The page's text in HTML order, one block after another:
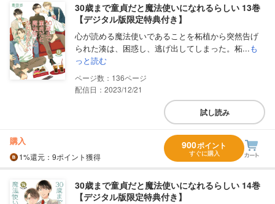
30歳まで童貞だと魔法使いになれるらしい 13巻
【デジタル版限定特典付き】
心が読める魔法使いであることを柘植から突然告げ
られた湊は、困惑し、逃げ出してしまった。柘...も
っと読む
136
配信日：2023/12/21
試し読み
購入
1%還元 ：9ポイント獲得
900ポイント
すぐに購入
30歳まで童貞だと魔法使いになれるらしい 14巻
【デジタル版限定特典付き】